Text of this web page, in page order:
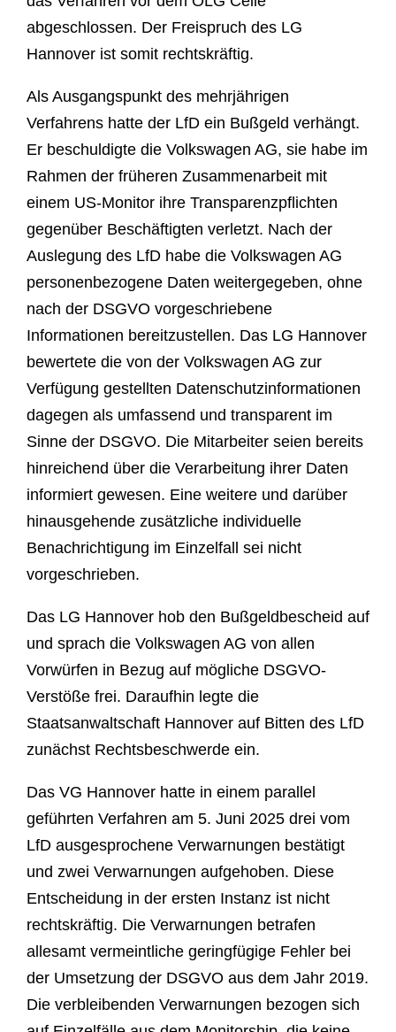
abgeschlossen. Der Freispruch des LG
Hannover ist somit rechtskräftig.
Als Ausgangspunkt des mehrjährigen
Verfahrens hatte der LfD ein Bußgeld verhängt.
Er beschuldigte die Volkswagen AG, sie habe im
Rahmen der früheren Zusammenarbeit mit
einem US-Monitor ihre Transparenzpflichten
gegenüber Beschäftigten verletzt. Nach der
Auslegung des LfD habe die Volkswagen AG
personenbezogene Daten weitergegeben, ohne
nach der DSGVO vorgeschriebene
Informationen bereitzustellen. Das LG Hannover
bewertete die von der Volkswagen AG zur
Verfügung gestellten Datenschutzinformationen
dagegen als umfassend und transparent im
Sinne der DSGVO. Die Mitarbeiter seien bereits
hinreichend über die Verarbeitung ihrer Daten
informiert gewesen. Eine weitere und darüber
hinausgehende zusätzliche individuelle
Benachrichtigung im Einzelfall sei nicht
vorgeschrieben.
Das LG Hannover hob den Bußgeldbescheid auf
und sprach die Volkswagen AG von allen
Vorwürfen in Bezug auf mögliche DSGVO-
Verstöße frei. Daraufhin legte die
Staatsanwaltschaft Hannover auf Bitten des LfD
zunächst Rechtsbeschwerde ein.
Das VG Hannover hatte in einem parallel
geführten Verfahren am 5. Juni 2025 drei vom
LfD ausgesprochene Verwarnungen bestätigt
und zwei Verwarnungen aufgehoben. Diese
Entscheidung in der ersten Instanz ist nicht
rechtskräftig. Die Verwarnungen betrafen
allesamt vermeintliche geringfügige Fehler bei
der Umsetzung der DSGVO aus dem Jahr 2019.
Die verbleibenden Verwarnungen bezogen sich